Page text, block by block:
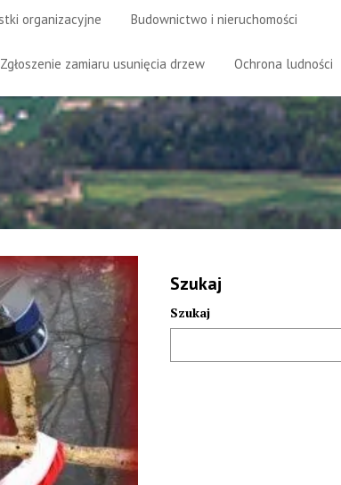
organizacyjne Budownictwo i nieruchomości
Zgłoszenie zamiaru usunięcia drzew Ochrona ludności
Szukaj
Szukaj